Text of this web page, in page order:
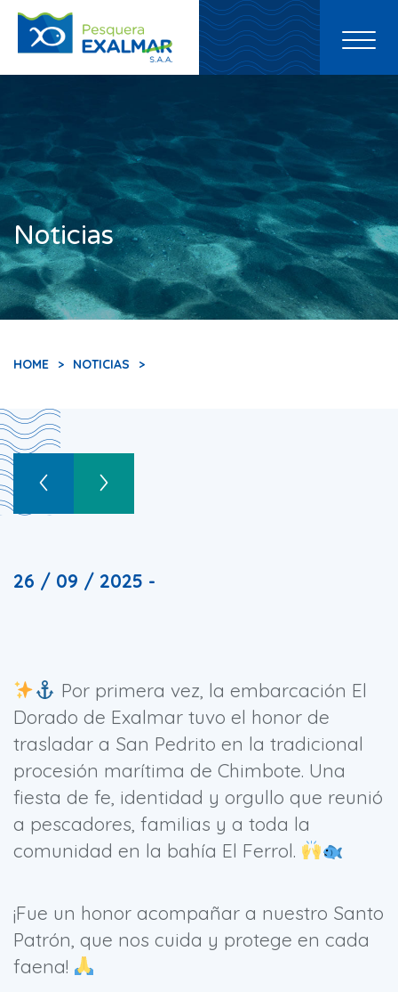
Toggle
Noticias
HOME > NOTICIAS >
26 / 09 / 2025 -
Por primera vez, la embarcación El
Dorado de Exalmar tuvo el honor de
trasladar a San Pedrito en la tradicional
procesión marítima de Chimbote. Una
fiesta de fe, identidad y orgullo que reunió
a pescadores, familias y a toda la
comunidad en la bahía El Ferrol.
¡Fue un honor acompañar a nuestro Santo
Patrón, que nos cuida y protege en cada
faena!